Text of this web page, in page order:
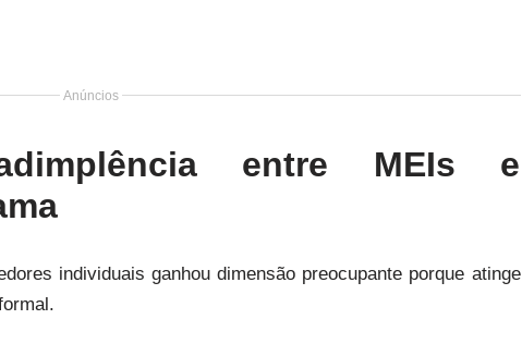
Anúncios
entre MEIs e
individuais ganhou dimensão preocupante porque atinge